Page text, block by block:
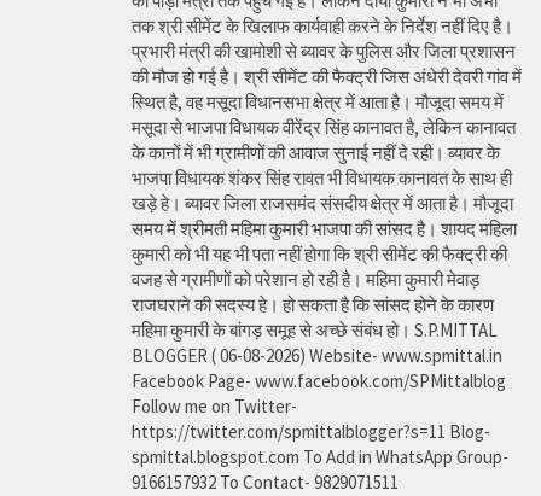
तक श्री सीमेंट के खिलाफ कार्यवाही करने के निर्देश नहीं दिए है।
प्रभारी मंत्री की खामोशी से ब्यावर के पुलिस और जिला प्रशासन
की मौज हो गई है। श्री सीमेंट की फैक्ट्री जिस अंधेरी देवरी गांव में
स्थित है, वह मसूदा विधानसभा क्षेत्र में आता है। मौजूदा समय में
मसूदा से भाजपा विधायक वीरेंद्र सिंह कानावत है, लेकिन कानावत
के कानों में भी ग्रामीणों की आवाज सुनाई नहीं दे रही। ब्यावर के
भाजपा विधायक शंकर सिंह रावत भी विधायक कानावत के साथ ही
खड़े हे। ब्यावर जिला राजसमंद संसदीय क्षेत्र में आता है। मौजूदा
समय में श्रीमती महिमा कुमारी भाजपा की सांसद है। शायद महिला
कुमारी को भी यह भी पता नहीं होगा कि श्री सीमेंट की फैक्ट्री की
वजह से ग्रामीणों को परेशान हो रही है। महिमा कुमारी मेवाड़
राजघराने की सदस्य हे। हो सकता है कि सांसद होने के कारण
महिमा कुमारी के बांगड़ समूह से अच्छे संबंध हो। S.P.MITTAL
BLOGGER ( 06-08-2026) Website- www.spmittal.in
Facebook Page- www.facebook.com/SPMittalblog
Follow me on Twitter-
https://twitter.com/spmittalblogger?s=11 Blog-
spmittal.blogspot.com To Add in WhatsApp Group-
9166157932 To Contact- 9829071511